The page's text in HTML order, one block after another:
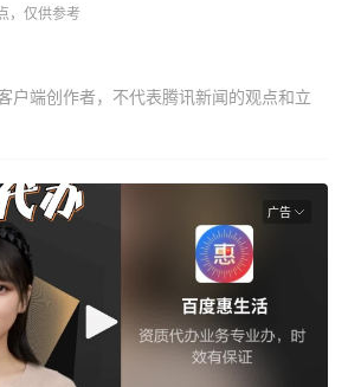
，仅供参考
户端创作者，不代表腾讯新闻的观点和立
广告